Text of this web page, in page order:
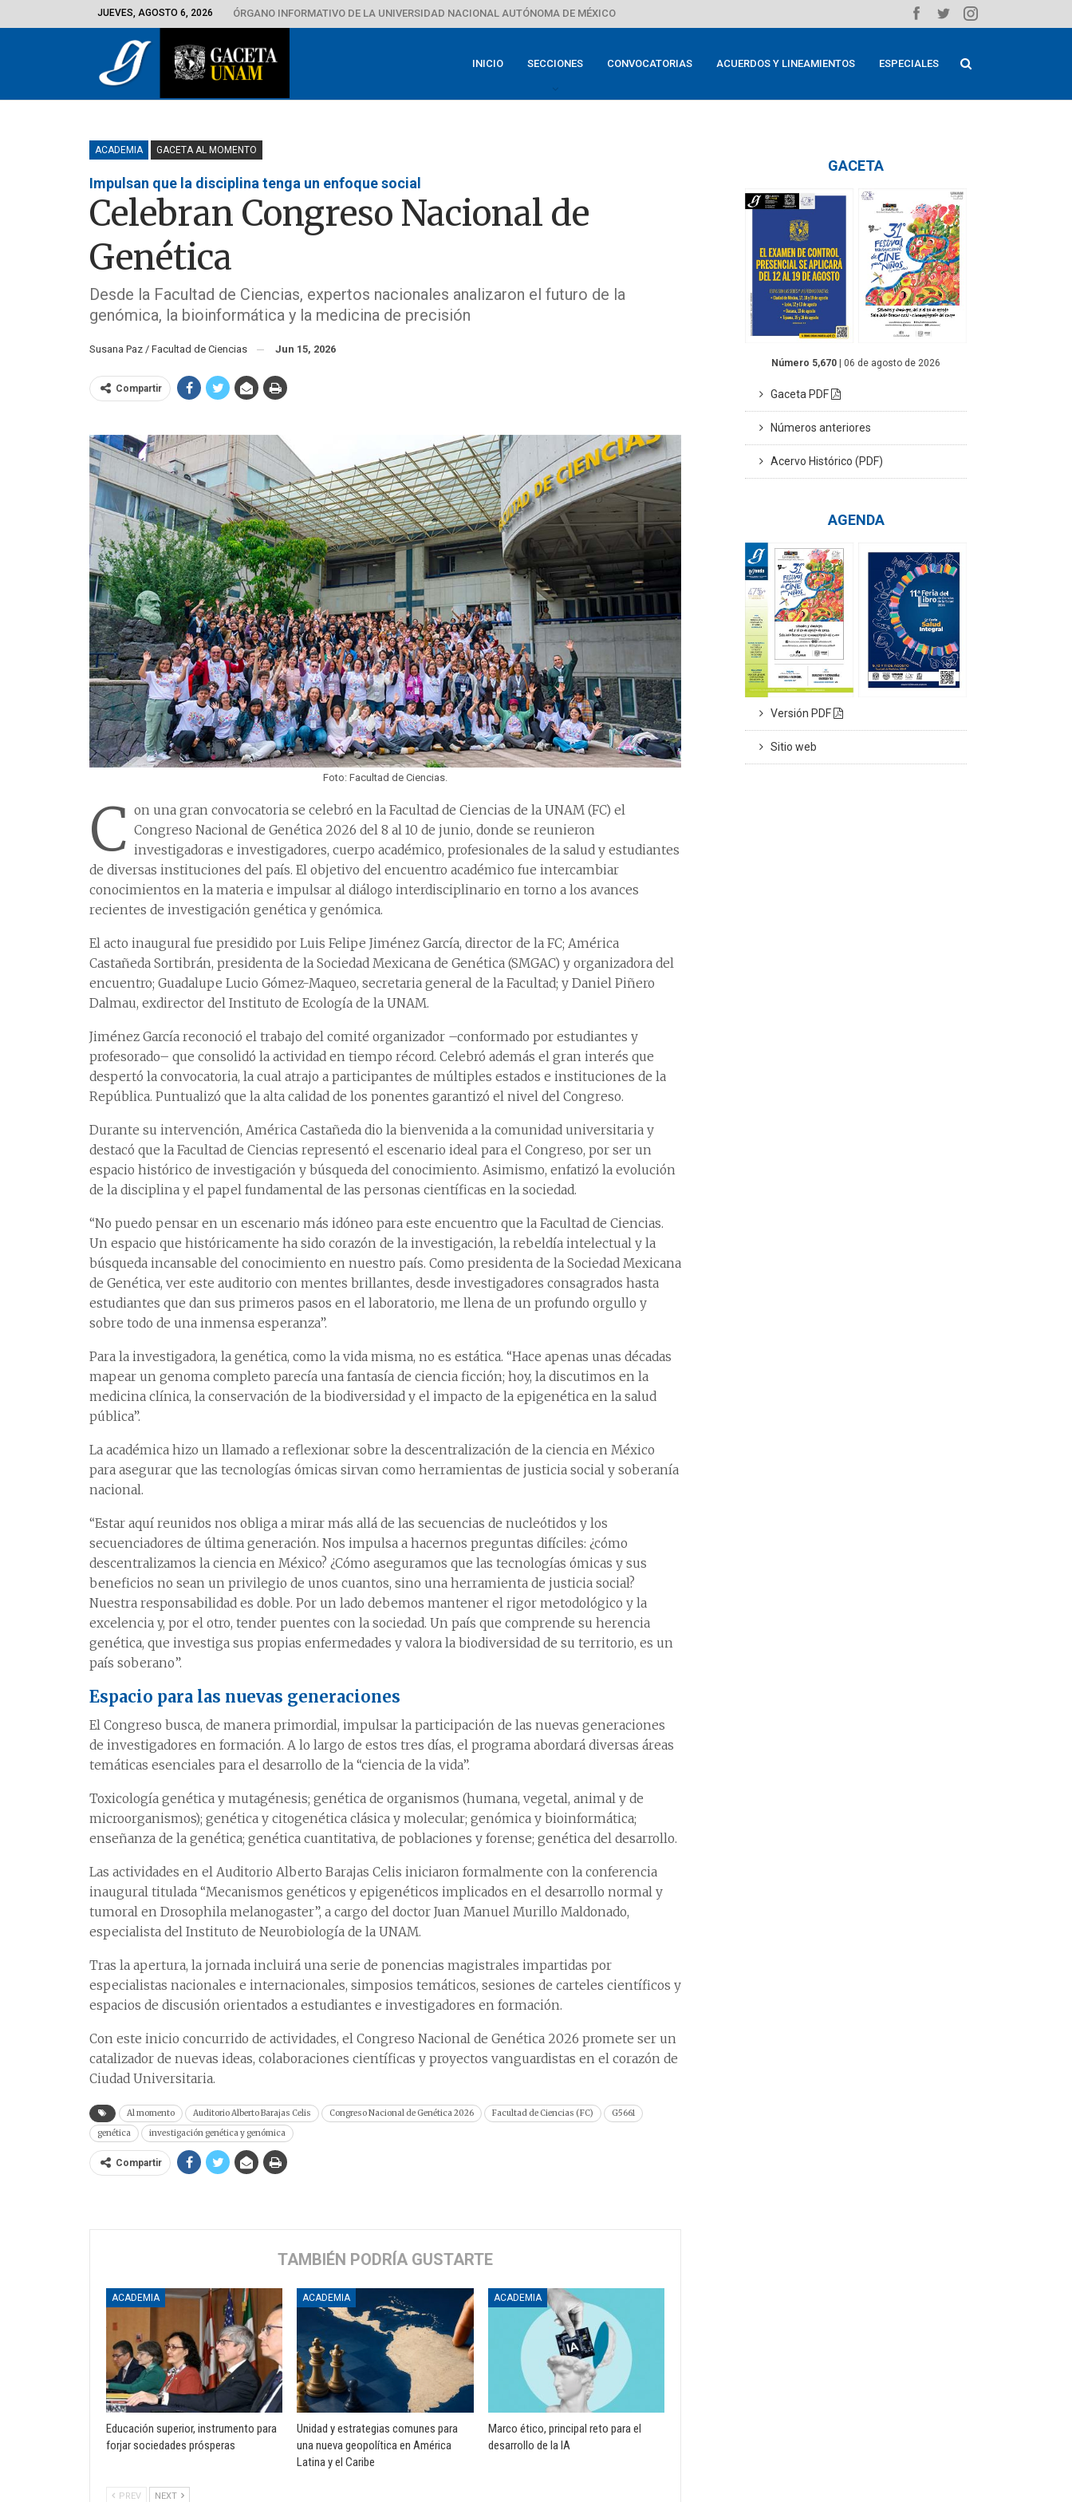
JUEVES, AGOSTO 6, 2026 ÓRGANO INFORMATIVO DE LA UNIVERSIDAD NACIONAL AUTÓNOMA DE MÉXICO
INICIO SECCIONES CONVOCATORIAS ACUERDOS Y LINEAMIENTOS ESPECIALES
ACADEMIA GACETA AL MOMENTO
Impulsan que la disciplina tenga un enfoque social
Celebran Congreso Nacional de
Genética
Desde la Facultad de Ciencias, expertos nacionales analizaron el futuro de la
genómica, la bioinformática y la medicina de precisión
Susana Paz / Facultad de Ciencias Jun 15, 2026
Compartir
Foto: Facultad de Ciencias.
C on una gran convocatoria se celebró en la Facultad de Ciencias de la UNAM (FC) el
Congreso Nacional de Genética 2026 del 8 al 10 de junio, donde se reunieron
investigadoras e investigadores, cuerpo académico, profesionales de la salud y estudiantes
de diversas instituciones del país. El objetivo del encuentro académico fue intercambiar
conocimientos en la materia e impulsar al diálogo interdisciplinario en torno a los avances
recientes de investigación genética y genómica.
El acto inaugural fue presidido por Luis Felipe Jiménez García, director de la FC; América
Castañeda Sortibrán, presidenta de la Sociedad Mexicana de Genética (SMGAC) y organizadora del
encuentro; Guadalupe Lucio Gómez-Maqueo, secretaria general de la Facultad; y Daniel Piñero
Dalmau, exdirector del Instituto de Ecología de la UNAM.
Jiménez García reconoció el trabajo del comité organizador –conformado por estudiantes y
profesorado– que consolidó la actividad en tiempo récord. Celebró además el gran interés que
despertó la convocatoria, la cual atrajo a participantes de múltiples estados e instituciones de la
República. Puntualizó que la alta calidad de los ponentes garantizó el nivel del Congreso.
Durante su intervención, América Castañeda dio la bienvenida a la comunidad universitaria y
destacó que la Facultad de Ciencias representó el escenario ideal para el Congreso, por ser un
espacio histórico de investigación y búsqueda del conocimiento. Asimismo, enfatizó la evolución
de la disciplina y el papel fundamental de las personas científicas en la sociedad.
“No puedo pensar en un escenario más idóneo para este encuentro que la Facultad de Ciencias.
Un espacio que históricamente ha sido corazón de la investigación, la rebeldía intelectual y la
búsqueda incansable del conocimiento en nuestro país. Como presidenta de la Sociedad Mexicana
de Genética, ver este auditorio con mentes brillantes, desde investigadores consagrados hasta
estudiantes que dan sus primeros pasos en el laboratorio, me llena de un profundo orgullo y
sobre todo de una inmensa esperanza”.
Para la investigadora, la genética, como la vida misma, no es estática. “Hace apenas unas décadas
mapear un genoma completo parecía una fantasía de ciencia ficción; hoy, la discutimos en la
medicina clínica, la conservación de la biodiversidad y el impacto de la epigenética en la salud
pública”.
La académica hizo un llamado a reflexionar sobre la descentralización de la ciencia en México
para asegurar que las tecnologías ómicas sirvan como herramientas de justicia social y soberanía
nacional.
“Estar aquí reunidos nos obliga a mirar más allá de las secuencias de nucleótidos y los
secuenciadores de última generación. Nos impulsa a hacernos preguntas difíciles: ¿cómo
descentralizamos la ciencia en México? ¿Cómo aseguramos que las tecnologías ómicas y sus
beneficios no sean un privilegio de unos cuantos, sino una herramienta de justicia social?
Nuestra responsabilidad es doble. Por un lado debemos mantener el rigor metodológico y la
excelencia y, por el otro, tender puentes con la sociedad. Un país que comprende su herencia
genética, que investiga sus propias enfermedades y valora la biodiversidad de su territorio, es un
país soberano”.
Espacio para las nuevas generaciones
El Congreso busca, de manera primordial, impulsar la participación de las nuevas generaciones
de investigadores en formación. A lo largo de estos tres días, el programa abordará diversas áreas
temáticas esenciales para el desarrollo de la “ciencia de la vida”.
Toxicología genética y mutagénesis; genética de organismos (humana, vegetal, animal y de
microorganismos); genética y citogenética clásica y molecular; genómica y bioinformática;
enseñanza de la genética; genética cuantitativa, de poblaciones y forense; genética del desarrollo.
Las actividades en el Auditorio Alberto Barajas Celis iniciaron formalmente con la conferencia
inaugural titulada “Mecanismos genéticos y epigenéticos implicados en el desarrollo normal y
tumoral en Drosophila melanogaster”, a cargo del doctor Juan Manuel Murillo Maldonado,
especialista del Instituto de Neurobiología de la UNAM.
Tras la apertura, la jornada incluirá una serie de ponencias magistrales impartidas por
especialistas nacionales e internacionales, simposios temáticos, sesiones de carteles científicos y
espacios de discusión orientados a estudiantes e investigadores en formación.
Con este inicio concurrido de actividades, el Congreso Nacional de Genética 2026 promete ser un
catalizador de nuevas ideas, colaboraciones científicas y proyectos vanguardistas en el corazón de
Ciudad Universitaria.
Al momento Auditorio Alberto Barajas Celis Congreso Nacional de Genética 2026 Facultad de Ciencias (FC)
G5661
genética
investigación genética y genómica
Compartir
TAMBIÉN PODRÍA GUSTARTE
ACADEMIA
Educación superior, instrumento para
forjar sociedades prósperas
ACADEMIA
Unidad y estrategias comunes para
una nueva geopolítica en América
Latina y el Caribe
ACADEMIA
Marco ético, principal reto para el
desarrollo de la IA
PREV NEXT
GACETA
Número 5,670 | 06 de agosto de 2026
Gaceta PDF
Números anteriores
Acervo Histórico (PDF)
AGENDA
Versión PDF
Sitio web